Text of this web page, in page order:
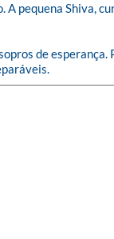
pequena Shiva,
de